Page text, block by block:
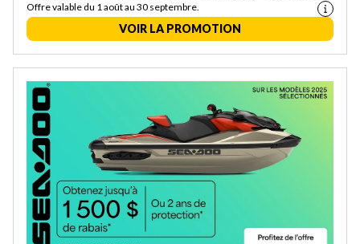
Offre valable du 1 août au 30 septembre.
VOIR LA PROMOTION